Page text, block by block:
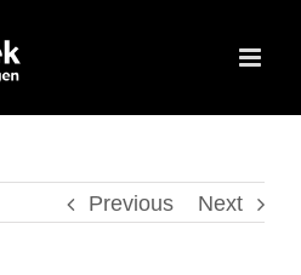
Previous Next